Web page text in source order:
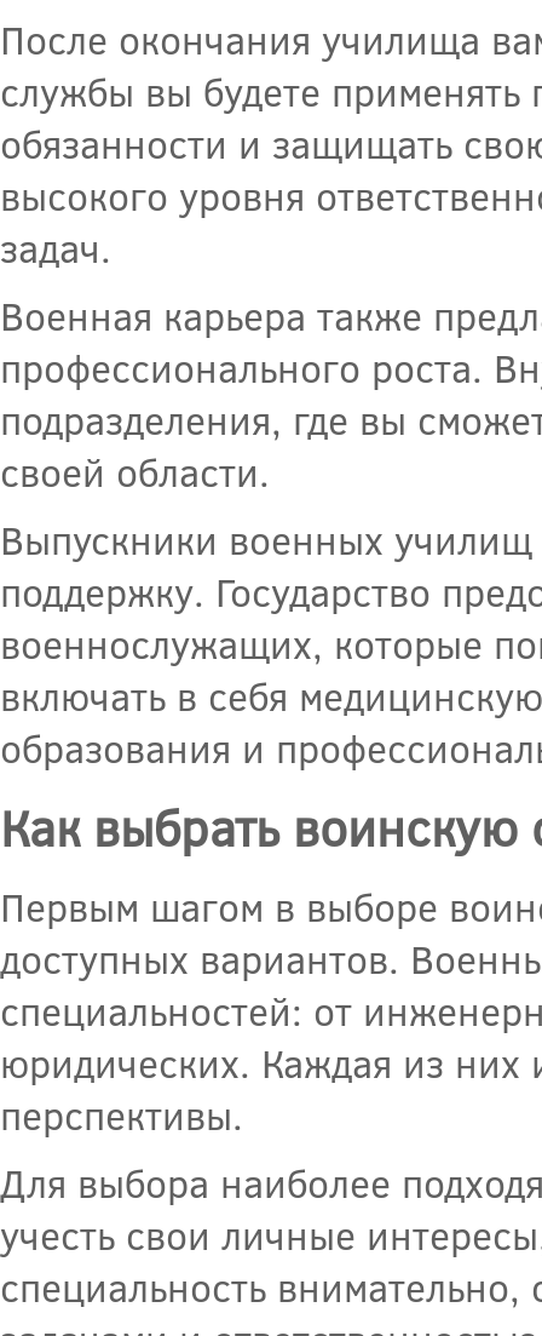
После окончания училища
службы вы будете
обязанности и защищать
высокого уровня
задач.
Военная карьера также
профессионального роста.
подразделения, где вы
своей области.
Выпускники военных училищ
поддержку. Государство
военнослужащих, которые
включать в себя
образования и
Как выбрать
Первым шагом в выборе
доступных вариантов.
специальностей: от
юридических. Каждая из них
перспективы.
Для выбора наиболее
учесть свои личные
специальность